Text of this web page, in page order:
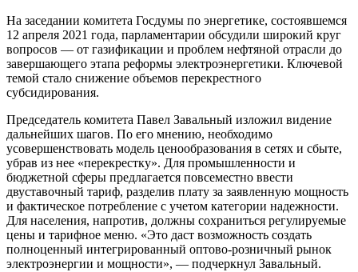
На заседании комитета Госдумы по энергетике, состоявшемся
12 апреля 2021 года, парламентарии обсудили широкий круг
вопросов — от газификации и проблем нефтяной отрасли до
завершающего этапа реформы электроэнергетики. Ключевой
темой стало снижение объемов перекрестного
субсидирования.
Председатель комитета Павел Завальный изложил видение
дальнейших шагов. По его мнению, необходимо
усовершенствовать модель ценообразования в сетях и сбыте,
убрав из нее «перекрестку». Для промышленности и
бюджетной сферы предлагается повсеместно ввести
двуставочный тариф, разделив плату за заявленную мощность
и фактическое потребление с учетом категории надежности.
Для населения, напротив, должны сохраниться регулируемые
цены и тарифное меню. «Это даст возможность создать
полноценный интегрированный оптово-розничный рынок
электроэнергии и мощности», — подчеркнул Завальный.